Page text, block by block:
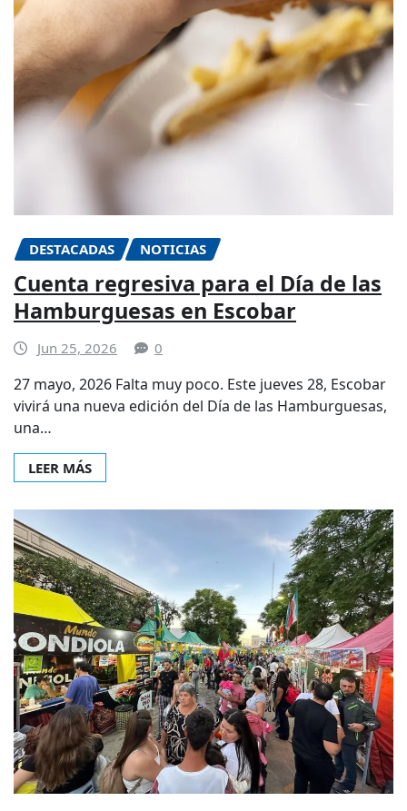
DESTACADAS NOTICIAS
Cuenta regresiva para el Día de las
Hamburguesas en Escobar
Jun 25, 2026 0
27 mayo, 2026 Falta muy poco. Este jueves 28, Escobar
vivirá una nueva edición del Día de las Hamburguesas,
una…
LEER MÁS